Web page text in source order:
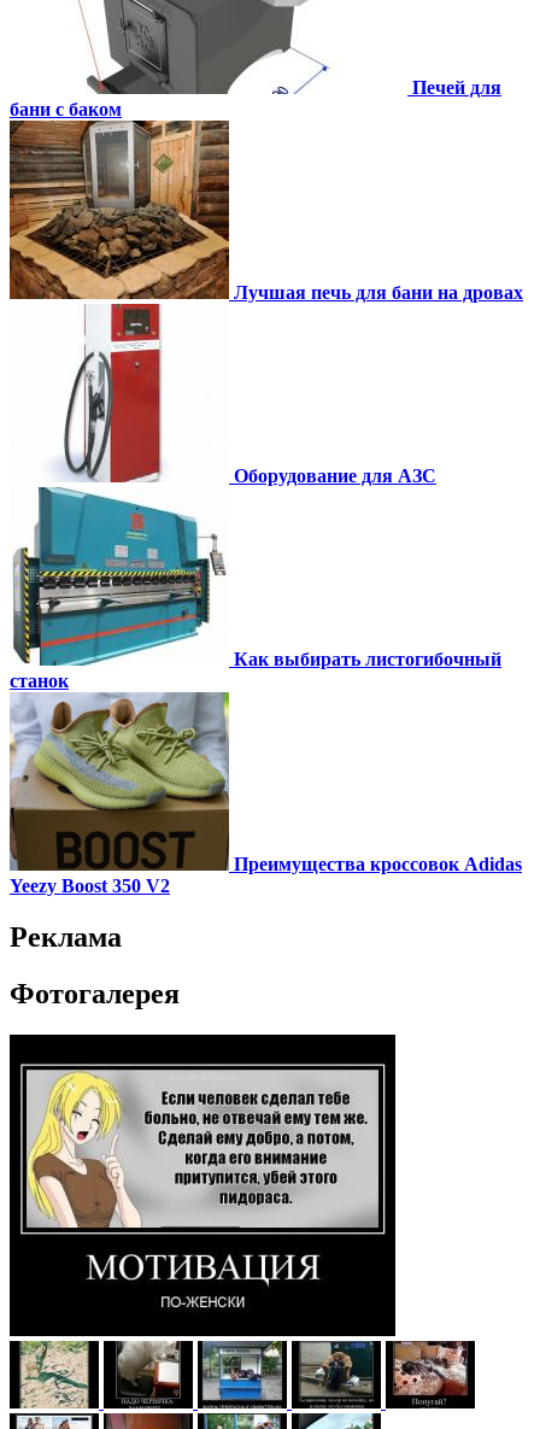
Печей для
бани с баком
Лучшая печь для бани на дровах
Оборудование для АЗС
Как выбирать листогибочный
станок
Преимущества кроссовок Adidas
Yeezy Boost 350 V2
Реклама
Фотогалерея